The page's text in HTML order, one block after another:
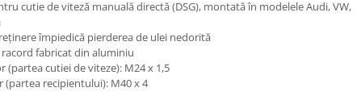
cutie de viteză manuală directă (DSG), montată în modelele Audi, VW,
împiedică pierderea de ulei nedorită
fabricat din aluminiu
(partea cutiei de viteze): M24 x 1,5
(partea recipientului): M40 x 4